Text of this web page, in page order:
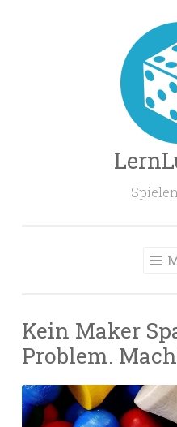
Kein Maker
Problem.